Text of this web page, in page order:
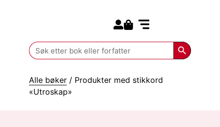
Search
for:
Search
Alle bøker / Produkter med stikkord
«Utroskap»